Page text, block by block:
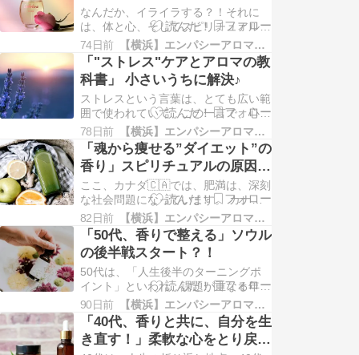
われています。 わざわざ、時間をか
けて選ぶことをしない時も多いです。
ただ…
なんだか、イライラする？！それに
は、体と心、そしてスピリチュアルの
側面からの原因があります。 各原因
に関して、イライラがでるのは、もと
もと、エネルギシュな方が多いという
のが、個人的な印象です。 身体の５
つの原因 ①睡眠不足、疲労の蓄積②
体の痛み③ホルモンバランスの乱れ：
PMS、…
74日前 【横浜】エンパシーアロマ予報&アロマ講座
「"ストレス"ケアとアロマの教
科書」 小さいうちに解決♪
ストレスという言葉は、とても広い範
囲で使われていて、この一言で、心や
体の原因を片付ける（言葉は悪いです
が）ところがあります。 ただ、大切
なのは、そのもう１歩先。 「何がス
トレスになっているのか？」を言語化
していくことが解消していく助けにな
ります。 ストレスの主な５つの原因
①人…
78日前 【横浜】エンパシーアロマ予報&アロマ講座
「魂から痩せる”ダイエット”の
香り」スピリチュアルの原因を
しるが先？！
ここ、カナダ🇨🇦では、肥満は、深刻
な社会問題になっています。 カナダ
では、25%〜30%が該当し、お隣りア
メリカは、約40%以上が肥満。 タウ
ンをあるいていても、結構、目にしま
す。 社会問題としては？ 肥満は、単
なる「食べすぎ、運動不足」だけでは
なくて、食品対策、貧困、格差、都…
82日前 【横浜】エンパシーアロマ予報&アロマ講座
「50代、香りで整える」ソウル
の後半戦スタート？！
50代は、「人生後半のターニングポ
イント」といわれ、課題が重なる年齢
です。 50代の主な４つの悩み事と
は？ ① 体調の崩れ（体力の低下、更
年期障害（40代〜）生活習慣病のリ
スク）② 昇進の頭打ち③ 空の巣症候
90日前 【横浜】エンパシーアロマ予報&アロマ講座
「40代、香りと共に、自分を生
き直す！」柔軟な心をとり戻そ